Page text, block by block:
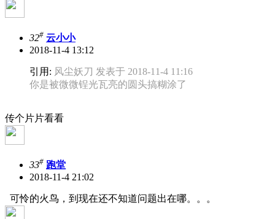
32# 云小小
2018-11-4 13:12
引用: 风尘妖刀 发表于 2018-11-4 11:16
你是被微微锃光瓦亮的圆头搞糊涂了
传个片片看看
33# 跑堂
2018-11-4 21:02
可怜的火鸟，到现在还不知道问题出在哪。。。